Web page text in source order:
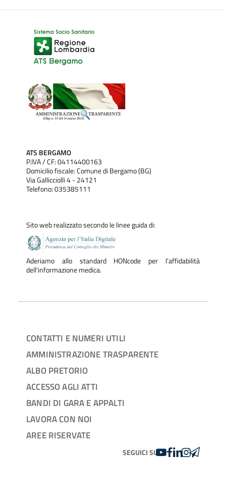
ATS BERGAMO
P.IVA / CF: 04114400163
Domicilio fiscale: Comune di Bergamo (BG)
Via Gallicciolli 4 - 24121
Telefono: 035385111
Sito web realizzato secondo le linee guida di:
Aderiamo allo standard HONcode per l'affidabilità
dell'informazione medica.
CONTATTI E NUMERI UTILI
AMMINISTRAZIONE TRASPARENTE
ALBO PRETORIO
ACCESSO AGLI ATTI
BANDI DI GARA E APPALTI
LAVORA CON NOI
AREE RISERVATE
SEGUICI SUYOUTUBE
FACEBOOK
LINKEDIN
INSTAGRAM